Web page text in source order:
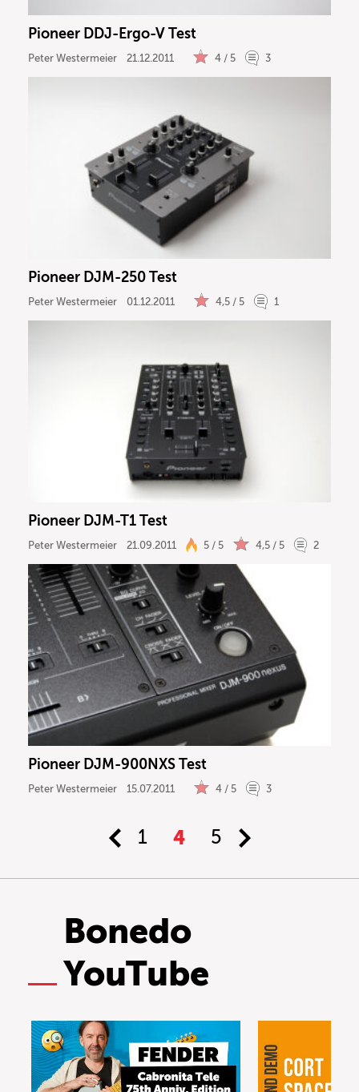
Pioneer DDJ-Ergo-V Test
Peter Westermeier 21.12.2011 4 / 5 3
Pioneer DJM-250 Test
Peter Westermeier 01.12.2011 4,5 / 5 1
Pioneer DJM-T1 Test
Peter Westermeier 21.09.2011 5 / 5 4,5 / 5 2
Pioneer DJM-900NXS Test
Peter Westermeier 15.07.2011 4 / 5 3
1 4 5
Bonedo
YouTube